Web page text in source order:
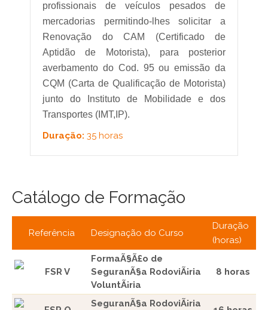
profissionais de veículos pesados de
mercadorias permitindo-lhes solicitar a
Renovação do CAM (Certificado de
Aptidão de Motorista), para posterior
averbamento do Cod. 95 ou emissão da
CQM (Carta de Qualificação de Motorista)
junto do Instituto de Mobilidade e dos
Transportes (IMT,IP).
Duração: 35 horas
Catálogo de Formação
Referência Designação do Curso
Duração
(horas)
FSR V
FormaÃ§Ã£o de
SeguranÃ§a RodoviÃ¡ria
VoluntÃ¡ria
8 horas
SeguranÃ§a RodoviÃ¡ria